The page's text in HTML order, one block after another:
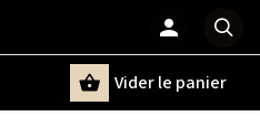
Vider le panier